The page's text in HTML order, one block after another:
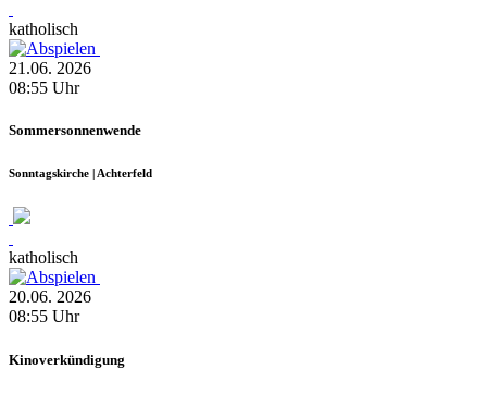
katholisch
21.06. 2026
08:55 Uhr
Sommersonnenwende
Sonntagskirche | Achterfeld
katholisch
20.06. 2026
08:55 Uhr
Kinoverkündigung